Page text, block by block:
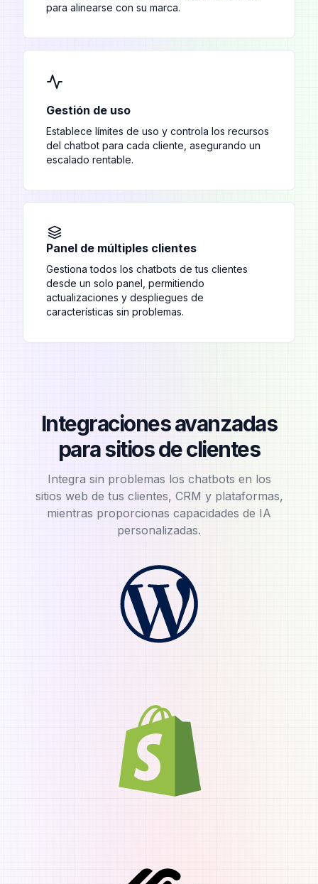
para alinearse con su marca.
Gestión de uso
Establece límites de uso y controla los recursos
del chatbot para cada cliente, asegurando un
escalado rentable.
Panel de múltiples clientes
Gestiona todos los chatbots de tus clientes
desde un solo panel, permitiendo
actualizaciones y despliegues de
características sin problemas.
Integraciones avanzadas
para sitios de clientes
Integra sin problemas los chatbots en los
sitios web de tus clientes, CRM y plataformas,
mientras proporcionas capacidades de IA
personalizadas.